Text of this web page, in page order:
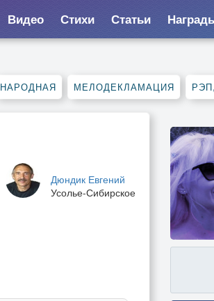
Видео Стихи Статьи
НАРОДНАЯ МЕЛОДЕКЛАМАЦИЯ
Дюндик Евгений
Усолье-Сибирское